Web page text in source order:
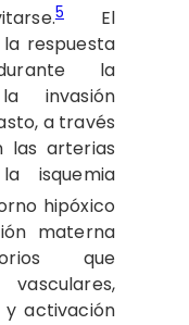
5
El
respuesta
la
invasión
a través
las arterias
isquemia
hipóxico
materna
que
y activación